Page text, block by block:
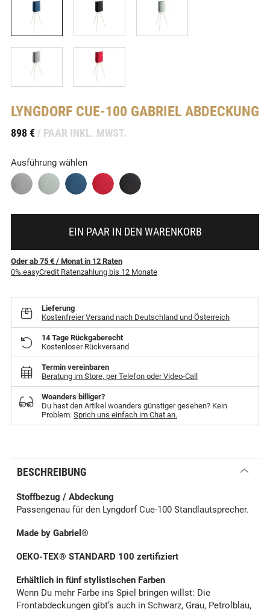
LYNGDORF CUE-100 GABRIEL ABDECKUNG
898 € / PAAR INKL. MWST.
Ausführung wählen
EIN PAAR IN DEN WARENKORB
Oder ab 75 € / Monatin 12 Raten
0% easyCredit Ratenzahlung bis 12 Monate
Lieferung
Kostenfreier Versand nach Deutschland und Österreich
14 Tage Rückgaberecht
Kostenloser Rückversand
Termin vereinbaren
Beratung im Store, per Telefon oder Video-Call
Woanders billiger?
Du hast den Artikel woanders günstiger gesehen? Kein
Problem. Sprich uns einfach im Chat an.
BESCHREIBUNG
Stoffbezug / Abdeckung
Passengenau für den Lyngdorf Cue-100 Standlautsprecher.
Made by Gabriel®
OEKO-TEX® STANDARD 100 zertifiziert
Erhältlich in fünf stylistischen Farben
Wenn Du mehr Farbe ins Spiel bringen willst: Die
Frontabdeckungen gibt’s auch in Schwarz, Grau, Petrolblau,